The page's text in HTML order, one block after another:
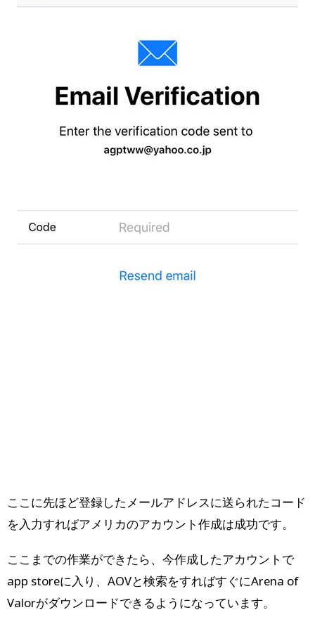
ここに先ほど登録したメールアドレスに送られたコード
を入力すればアメリカのアカウント作成は成功です。
ここまでの作業ができたら、今作成したアカウントで
app storeに入り、AOVと検索をすればすぐにArena of
Valorがダウンロードできるようになっています。